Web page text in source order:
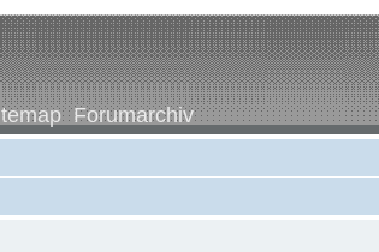
Forumarchiv